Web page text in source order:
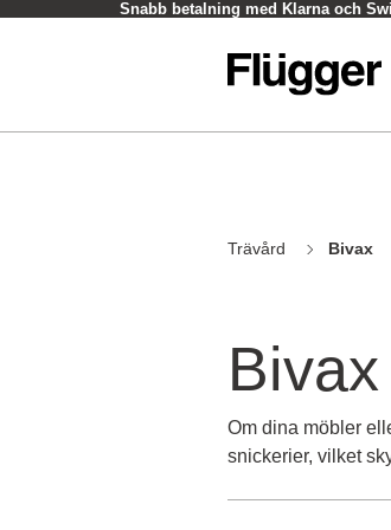
Snabb betalning med Klarna och
Trävård Bivax
Bivax
Om dina möbler
snickerier, vilket